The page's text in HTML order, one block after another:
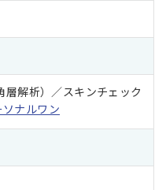
解析）／スキンチェック
ソナルワン